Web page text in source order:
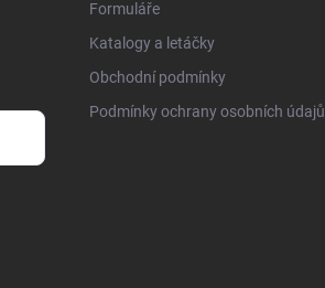
Formuláře
Katalogy a letáčky
Obchodní podmínky
Podmínky ochrany osobních údajů